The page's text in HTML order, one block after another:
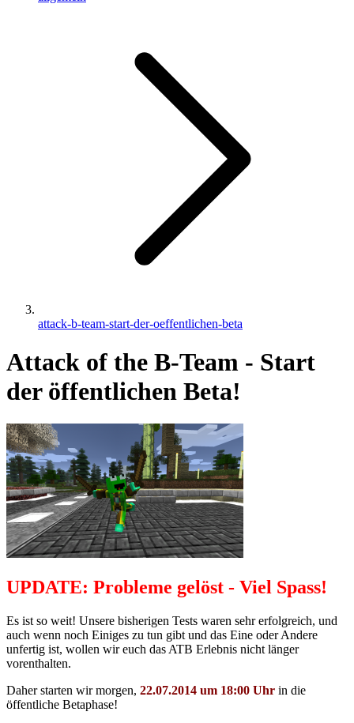
attack-b-team-start-der-oeffentlichen-beta
Attack of the B-Team - Start
der öffentlichen Beta!
UPDATE: Probleme gelöst - Viel Spass!
Es ist so weit! Unsere bisherigen Tests waren sehr erfolgreich, und
auch wenn noch Einiges zu tun gibt und das Eine oder Andere
unfertig ist, wollen wir euch das ATB Erlebnis nicht länger
vorenthalten.
Daher starten wir morgen, 22.07.2014 um 18:00 Uhr in die
öffentliche Betaphase!